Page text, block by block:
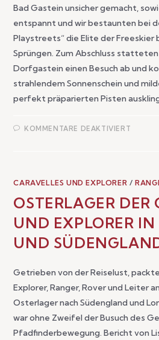
Bad Gastein unsicher gemacht,
entspannt und wir bestaunten bei
Playstreets“ die Elite der Freeskier
Sprüngen. Zum Abschluss
Dorfgastein einen Besuch ab und
strahlendem Sonnenschein und
perfekt präparierten Pisten
KOMMENTARE DEAKTIVIERT
CARAVELLES UND EXPLORER /
OSTERLAGER DER
UND EXPLORER
UND
Getrieben von der Reiselust,
Explorer, Ranger, Rover und Leiter
Osterlager nach Südengland und
war ohne Zweifel der Busuch des
Pfadfinderbewegung. Bericht von